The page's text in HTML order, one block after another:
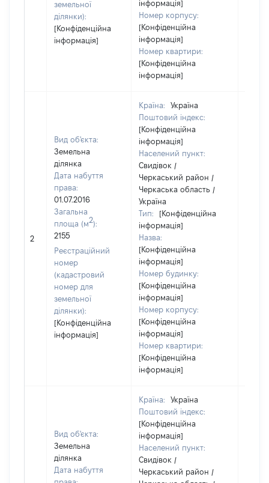
земельної
ділянки):
[Конфіденційна
інформація]
інформація]
Номер корпусу:
[Конфіденційна
інформація]
Номер квартири:
[Конфіденційна
інформація]
2
Вид об'єкта:
Земельна
ділянка
Дата набуття
права:
01.07.2016
Загальна
площа (м2):
2155
Реєстраційний
номер
(кадастровий
номер для
земельної
ділянки):
[Конфіденційна
інформація]
Країна:
Україна
Поштовий індекс:
[Конфіденційна
інформація]
Населений пункт:
Свидівок /
Черкаський район /
Черкаська область /
Україна
Тип:
[Конфіденційна
інформація]
Назва:
[Конфіденційна
інформація]
Номер будинку:
[Конфіденційна
інформація]
Номер корпусу:
[Конфіденційна
інформація]
Номер квартири:
[Конфіденційна
інформація]
Вид об'єкта:
Земельна
ділянка
Дата набуття
Країна:
Україна
Поштовий індекс:
[Конфіденційна
інформація]
Населений пункт:
Свидівок /
Черкаський район /